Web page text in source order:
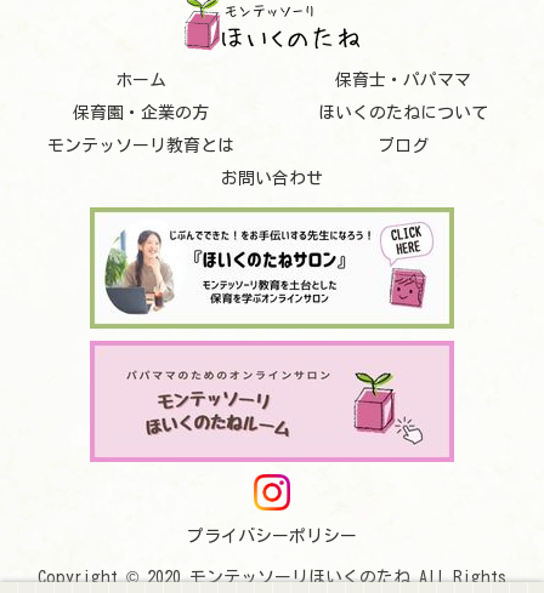
ホーム
保育士・パパママ
保育園・企業の方
ほいくのたねについて
モンテッソーリ教育とは
ブログ
お問い合わせ
プライバシーポリシー
Copyright © 2020 モンテッソーリほいくのたね All Rights